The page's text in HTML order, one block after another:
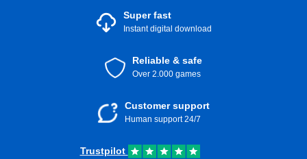
Super fast
Instant digital download
Reliable & safe
Over 2.000 games
Customer support
Human support 24/7
Trustpilot